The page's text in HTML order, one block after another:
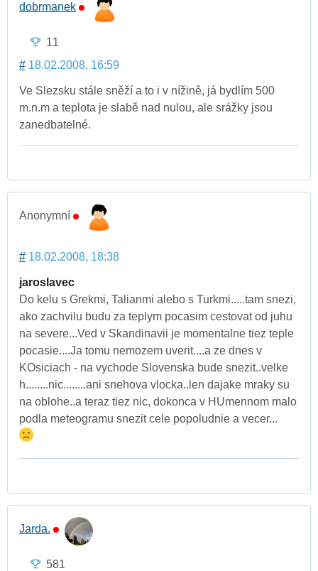
dobrmanek
11
# 18.02.2008, 16:59
Ve Slezsku stále sněží a to i v nížině, já bydlím 500
m.n.m a teplota je slabě nad nulou, ale srážky jsou
zanedbatelné.
Anonymní
# 18.02.2008, 18:38
jaroslavec
Do kelu s Grekmi, Talianmi alebo s Turkmi.....tam snezi,
ako zachvilu budu za teplym pocasim cestovat od juhu
na severe...Ved v Skandinavii je momentalne tiez teple
pocasie....Ja tomu nemozem uverit....a ze dnes v
KOsiciach - na vychode Slovenska bude snezit..velke
h........nic........ani snehova vlocka..len dajake mraky su
na oblohe..a teraz tiez nic, dokonca v HUmennom malo
podla meteogramu snezit cele popoludnie a vecer...
Jarda.
581